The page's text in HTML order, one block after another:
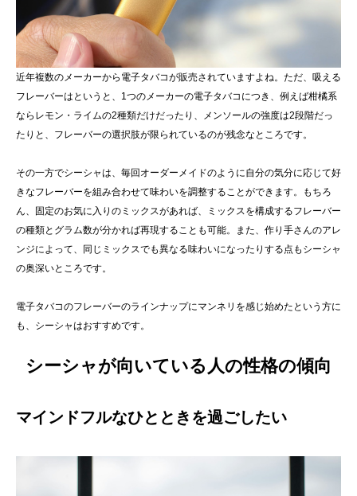
近年複数のメーカーから電子タバコが販売されていますよね。ただ、吸える
フレーバーはというと、1つのメーカーの電子タバコにつき、例えば柑橘系
ならレモン・ライムの2種類だけだったり、メンソールの強度は2段階だっ
たりと、フレーバーの選択肢が限られているのが残念なところです。
その一方でシーシャは、毎回オーダーメイドのように自分の気分に応じて好
きなフレーバーを組み合わせて味わいを調整することができます。もちろ
ん、固定のお気に入りのミックスがあれば、ミックスを構成するフレーバー
の種類とグラム数が分かれば再現することも可能。また、作り手さんのアレ
ンジによって、同じミックスでも異なる味わいになったりする点もシーシャ
の奥深いところです。
電子タバコのフレーバーのラインナップにマンネリを感じ始めたという方に
も、シーシャはおすすめです。
シーシャが向いている人の性格の傾向
マインドフルなひとときを過ごしたい